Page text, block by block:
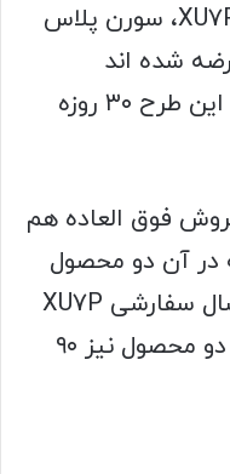
محصول پارس سال سفارشی XU7P، سورن پلاس
شده اند
همینطور تحو یل خودرو ها در این طرح ۳۰ روزه
فوق العاده هم
در آن دو محصول
سورن پلاس دوگانه و پارس سال سفارشی XU7P
وجود دارند . تاریخ تحویل این دو محصول نیز ۹۰